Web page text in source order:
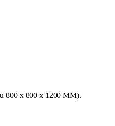
800 x 800 x 1200 MM).